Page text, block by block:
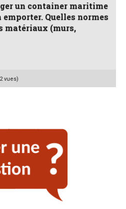
un container maritime
Quelles normes
matériaux (murs,
vues)